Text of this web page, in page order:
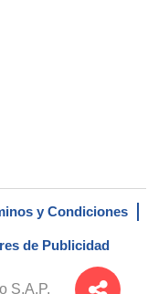
y Condiciones
de Publicidad
S.A.P.